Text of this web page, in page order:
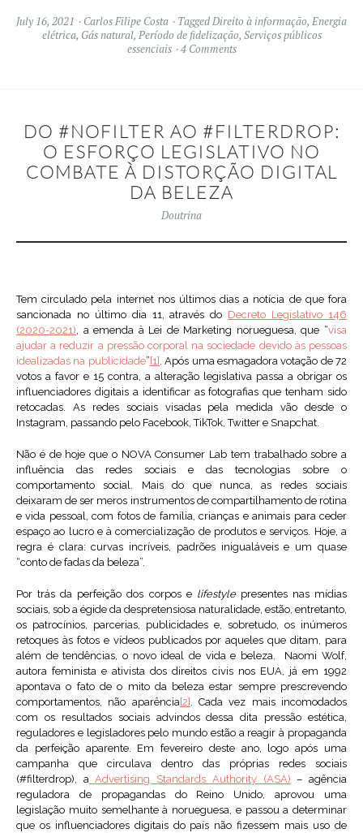
July 16, 2021 Carlos Filipe Costa TaggedDireito à informação, Energia
elétrica, Gás natural, Período de fidelização, Serviços públicos
essenciais
4 Comments
DO #NOFILTER AO #FILTERDROP:
O ESFORÇO LEGISLATIVO NO
COMBATE À DISTORÇÃO DIGITAL
DA BELEZA
Doutrina
Tem circulado pela internet nos últimos dias a notícia de que fora
sancionada no último dia 11, através do Decreto Legislativo 146
(2020-2021), a emenda à Lei de Marketing norueguesa, que “visa
ajudar a reduzir a pressão corporal na sociedade devido às pessoas
idealizadas na publicidade” [1] . Após uma esmagadora votação de 72
votos a favor e 15 contra, a alteração legislativa passa a obrigar os
influenciadores digitais a identificar as fotografias que tenham sido
retocadas. As redes sociais visadas pela medida vão desde o
Instagram, passando pelo Facebook, TikTok, Twitter e Snapchat.
Não é de hoje que o NOVA Consumer Lab tem trabalhado sobre a
influência das redes sociais e das tecnologias sobre o
comportamento social. Mais do que nunca, as redes sociais
deixaram de ser meros instrumentos de compartilhamento de rotina
e vida pessoal, com fotos de família, crianças e animais para ceder
espaço ao lucro e à comercialização de produtos e serviços. Hoje, a
regra é clara: curvas incríveis, padrões inigualáveis e um quase
“conto de fadas da beleza”.
Por trás da perfeição dos corpos e lifestylepresentes nas mídias
sociais, sob a égide da despretensiosa naturalidade, estão, entretanto,
os patrocínios, parcerias, publicidades e, sobretudo, os inúmeros
retoques às fotos e vídeos publicados por aqueles que ditam, para
além de tendências, o novo ideal de vida e beleza. Naomi Wolf,
autora feminista e ativista dos direitos civis nos EUA, já em 1992
apontava o fato de o mito da beleza estar sempre prescrevendo
comportamentos, não aparência[2] . Cada vez mais incomodados
com os resultados sociais advindos dessa dita pressão estética,
reguladores e legisladores pelo mundo estão a reagir à propaganda
da perfeição aparente. Em fevereiro deste ano, logo após uma
campanha que circulava dentro das próprias redes sociais
(#filterdrop), aAdvertising Standards Authority (ASA) – agência
reguladora de propagandas do Reino Unido, aprovou uma
legislação muito semelhante à norueguesa, e passou a determinar
que os influenciadores digitais do país não fizessem mais uso de